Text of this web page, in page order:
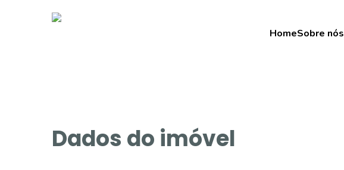
HomeSobre nós
Dados do imóvel